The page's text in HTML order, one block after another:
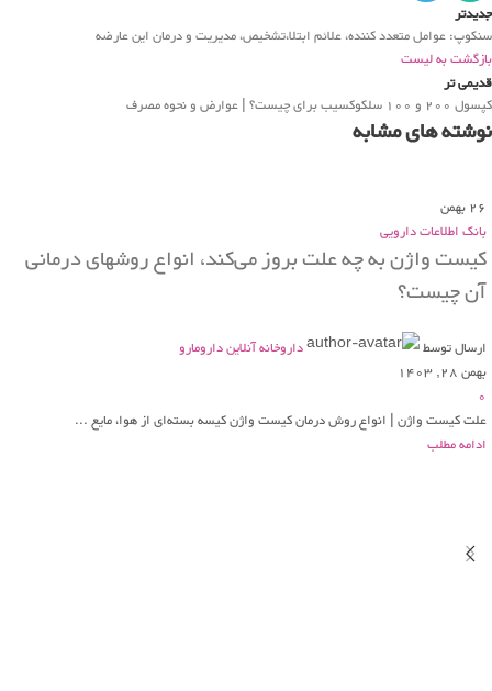
جدیدتر
سنکوپ: عوامل متعدد کننده، علائم ابتلا،تشخیص، مدیریت و درمان این عارضه
بازگشت به لیست
قدیمی تر
کپسول 200 و 100 سلکوکسیب برای چیست؟ | عوارض و نحوه مصرف
نوشته های مشابه
26بهمن
بانک اطلاعات دارویی
کیست واژن به چه علت بروز می‌کند، انواع روشهای درمانی
آن چیست؟
ارسال توسط
داروخانه آنلاین دارومارو
بهمن 28, 1403
0
علت کیست واژن | انواع روش درمان کیست واژن کیسه بسته‌ای از هوا، مایع ...
ادامه مطلب